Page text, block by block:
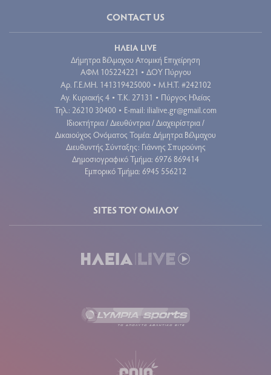
CONTACT US
ΗΛΕΙΑ LIVE
Δήμητρα Βέλμαχου Ατομική Επιχείρηση
ΑΦΜ 105224221 • ΔΟΥ Πύργου
Aρ. Γ.Ε.ΜΗ. 141319425000 • Μ.Η.Τ. #242102
Αγ. Κυριακής 4 • Τ.Κ. 27131 • Πύργος Ηλείας
Τηλ.: 26210 30400 • E-mail: ilialive.gr@gmail.com
Ιδιοκτήτρια / Διευθύντρια / Διαχειρίστρια /
Δικαιούχος Ονόματος Τομέα: Δήμητρα Βέλμαχου
Διευθυντής Σύνταξης: Γιάννης Σπυρούνης
Δημοσιογραφικό Τμήμα: 6976 869414
Εμπορικό Τμήμα: 6945 556212
SITES ΤΟΥ ΟΜΙΛΟΥ